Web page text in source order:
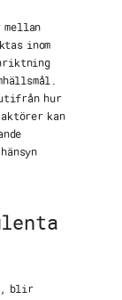
mellan
inom
hur
kan
blir